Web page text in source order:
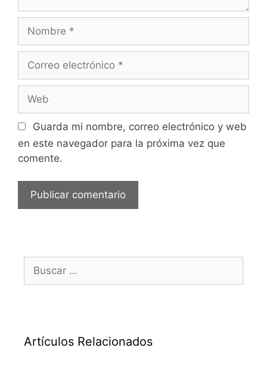
electrónico
Guarda mi nombre, correo electrónico y web
en este navegador para la próxima vez que
comente.
Buscar:
Artículos Relacionados